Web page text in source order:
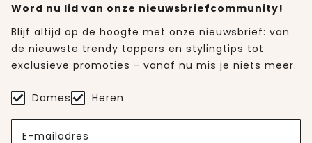
Word nu lid van onze nieuwsbriefcommunity!
Blijf altijd op de hoogte met onze nieuwsbrief: van
de nieuwste trendy toppers en stylingtips tot
exclusieve promoties - vanaf nu mis je niets meer.
Dames Heren
E-mailadres